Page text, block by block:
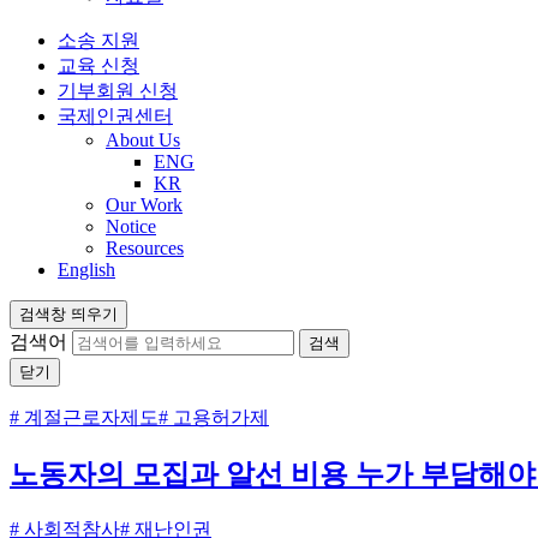
소송 지원
교육 신청
기부회원 신청
국제인권센터
About Us
ENG
KR
Our Work
Notice
Resources
English
검색창 띄우기
검색어
닫기
# 계절근로자제도# 고용허가제
노동자의 모집과 알선 비용 누가 부담해
# 사회적참사# 재난인권